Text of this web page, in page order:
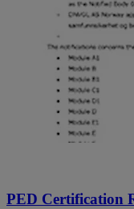
PED Certification